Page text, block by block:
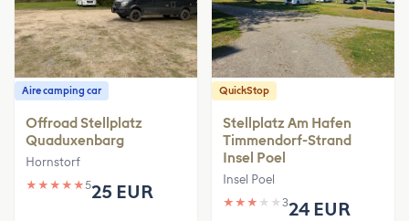
Aire camping car
Offroad Stellplatz
Quaduxenbarg
Hornstorf
★ ★ ★ ★ ★525 EUR
QuickStop
Stellplatz Am Hafen
Timmendorf-Strand
Insel Poel
Insel Poel
★ ★ ★ ★ ★ 324 EUR